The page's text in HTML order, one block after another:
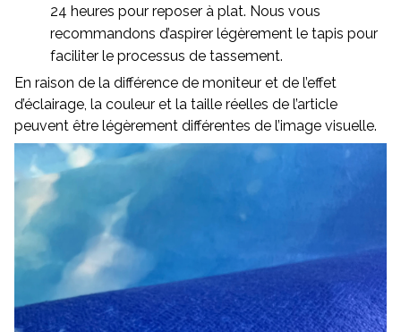
24 heures pour reposer à plat. Nous vous
recommandons d’aspirer légèrement le tapis pour
faciliter le processus de tassement.
En raison de la différence de moniteur et de l’effet
d’éclairage, la couleur et la taille réelles de l’article
peuvent être légèrement différentes de l’image visuelle.